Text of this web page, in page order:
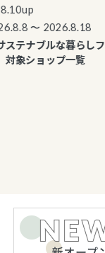
〜 2026.8.18
テナブルな暮らしフェ
象ショップ一覧